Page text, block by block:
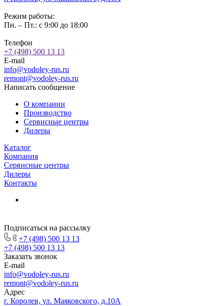
Режим работы:
Пн. – Пт.: с 9:00 до 18:00
Телефон
+7 (498) 500 13 13
E-mail
info@vodoley-rus.ru
remont@vodoley-rus.ru
Написать сообщение
О компании
Производство
Сервисные центры
Дилеры
Каталог
Компания
Сервисные центры
Дилеры
Контакты
Подписаться на рассылку
+7 (498) 500 13 13
+7 (498) 500 13 13
Заказать звонок
E-mail
info@vodoley-rus.ru
remont@vodoley-rus.ru
Адрес
г. Королев, ул. Маяковского, д.10А